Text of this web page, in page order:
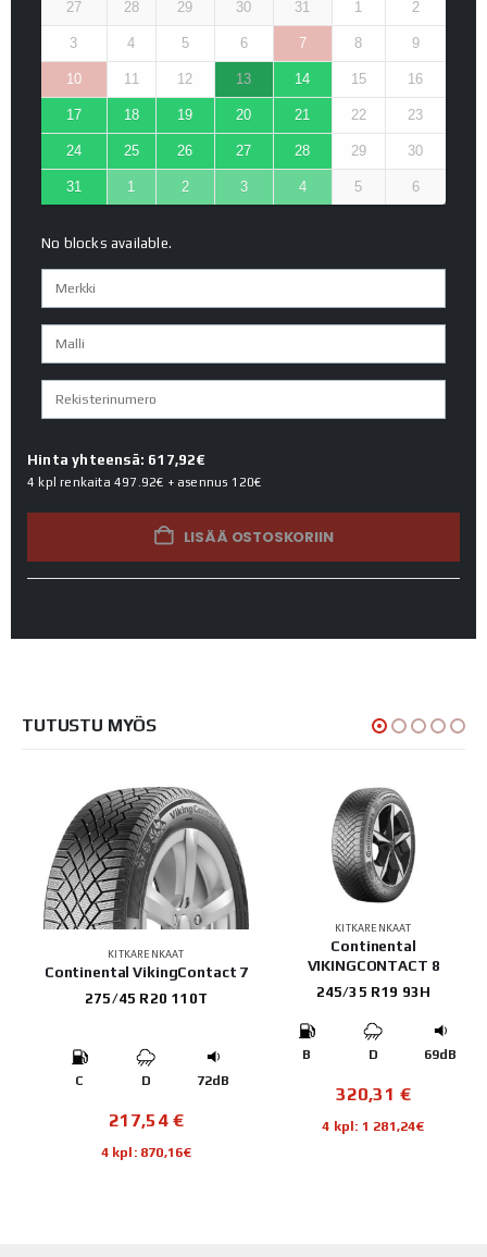
27 28 29 30 31 1 2
3 4 5 6 7 8 9
10 11 12 13 14 15 16
17 18 19 20 21 22 23
24 25 26 27 28 29 30
31 1 2 3 4 5 6
No blocks available.
Hinta yhteensä: 617,92€
4 kpl renkaita 497.92€ + asennus 120€
LISÄÄ OSTOSKORIIN
TUTUSTU MYÖS
KITKARENKAAT
Continental VikingContact 7
275/45 R20 110T
C D 72dB
217,54€
4 kpl: 870,16€
KITKARENKAAT
Continental
VIKINGCONTACT 8
245/35 R19 93H
B D 69dB
320,31€
4 kpl: 1 281,24€